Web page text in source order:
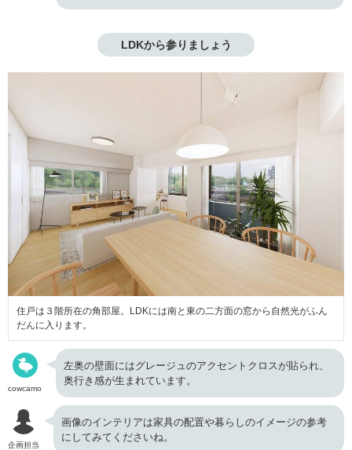
LDKから参りましょう
住戸は３階所在の角部屋。LDKには南と東の二方面の窓から自然光がふん
だんに入ります。
cowcamo
左奥の壁面にはグレージュのアクセントクロスが貼られ、
奥行き感が生まれています。
企画担当
画像のインテリアは家具の配置や暮らしのイメージの参考
にしてみてくださいね。